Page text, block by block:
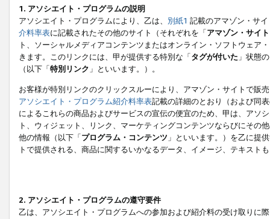
1. アソシエイト・プログラムの説明
アソシエイト・プログラムにより、乙は、 別紙1 記載のアマゾン・サ
介料率表に記載されたその他のサイト（それぞれを「アマゾン・サイト
ト、ソーシャルメディアコンテンツまたはオンライン・ソフトウェア
きます。このリンクには、甲が提供する特別な「タグが付いた 」状態
（以下「特別リンク 」といいます。）。
お客様が特別リンクのクリックスルーにより、アマゾン・サイトで販
アソシエイト・プログラム紹介料率表記載の詳細のとおり（および同
によるこれらの商品およびサービスの宣伝の便宜のため、甲は、アソ
ト、ウィジェット、リンク、マーケティングコンテンツならびにその
他の情報（以下「プログラム・コンテンツ 」といいます。）を乙に提
トで提供される、商品に関するいかなるデータ、イメージ、テキス
2. アソシエイト・プログラムの遵守要件
乙は、アソシエイト・プログラムへの参加および紹介料の受け取りに